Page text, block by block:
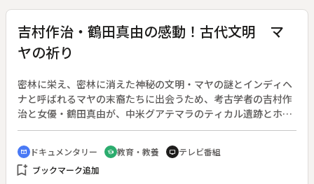
ゴスペラーと亀渕さんが辿った、「歌のチカラ」を探す旅９０
日を描く。
吉村作治・鶴田真由の感動！古代文明 マ
ヤの祈り
密林に栄え、密林に消えた神秘の文明・マヤの謎とインディヘ
ナと呼ばれるマヤの末裔たちに出会うため、考古学者の吉村作
治と女優・鶴田真由が、中米グアテマラのティカル遺跡とホン
ジュラスのコパン遺跡を訪ね、かつての壮大な栄華と現在に残
る伝統の暮らしを紹介する。◆グアテマラ北部のティカル遺跡
には、巨大な５基のピラミッド（神殿）と巨大住居跡など３０
００以上の建造物が点在する。紀元前２００年頃から１０００
cinematic_blur ドキュメンタリー school 教育・教養 tv テレビ番組
bookmark_add ブックマーク追加